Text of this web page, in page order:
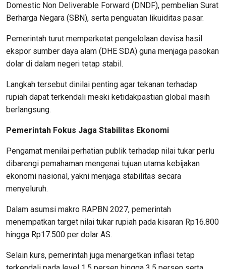
Domestic Non Deliverable Forward (DNDF), pembelian Surat
Berharga Negara (SBN), serta penguatan likuiditas pasar.
Pemerintah turut memperketat pengelolaan devisa hasil
ekspor sumber daya alam (DHE SDA) guna menjaga pasokan
dolar di dalam negeri tetap stabil.
Langkah tersebut dinilai penting agar tekanan terhadap
rupiah dapat terkendali meski ketidakpastian global masih
berlangsung.
Pemerintah Fokus Jaga Stabilitas Ekonomi
Pengamat menilai perhatian publik terhadap nilai tukar perlu
dibarengi pemahaman mengenai tujuan utama kebijakan
ekonomi nasional, yakni menjaga stabilitas secara
menyeluruh.
Dalam asumsi makro RAPBN 2027, pemerintah
menempatkan target nilai tukar rupiah pada kisaran Rp16.800
hingga Rp17.500 per dolar AS.
Selain kurs, pemerintah juga menargetkan inflasi tetap